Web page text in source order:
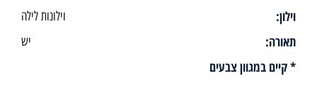
וילון: וילונות לילה
תאורה: יש
* קיים במגוון צבעים